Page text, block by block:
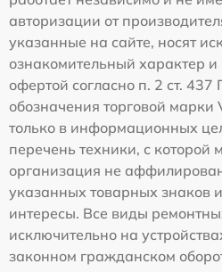
авторизации от
указанные на сайте, носят
ознакомительный характер
офертой согласно п. 2 ст.
обозначения торговой марки
только в информационных
перечень техники, с
организация не
указанных товарных знаков
интересы. Все виды
исключительно на
законном гражданском